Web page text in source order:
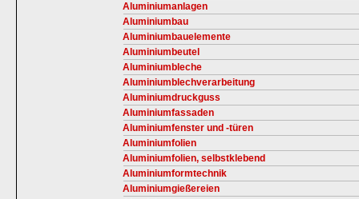
Aluminiumanlagen
Aluminiumbau
Aluminiumbauelemente
Aluminiumbeutel
Aluminiumbleche
Aluminiumblechverarbeitung
Aluminiumdruckguss
Aluminiumfassaden
Aluminiumfenster und -türen
Aluminiumfolien
Aluminiumfolien, selbstklebend
Aluminiumformtechnik
Aluminiumgießereien